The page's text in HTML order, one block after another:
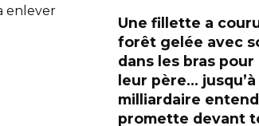
enlever
Une fillette a
forêt gelée avec
dans les bras
leur père… jusqu’à
milliardaire
promette devant